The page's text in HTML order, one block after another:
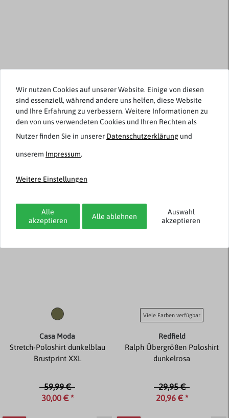
Redfield
Übergröße Poloshirt
49,95 €
Jack & Jones
Poloshirt XXL himmelblau
Casa Moda
Stretch-Poloshirt dunkelblau
Brustprint XXL
59,99 €
30,00 € *
Viele Farben verfügbar
Redfield
Ralph Übergrößen Poloshirt
dunkelrosa
29,95 €
20,96 € *
Wir nutzen Cookies auf unserer Website. Einige von diesen
sind essenziell, während andere uns helfen, diese Website
und Ihre Erfahrung zu verbessern. Weitere Informationen zu
den von uns verwendeten Cookies und Ihren Rechten als
Nutzer finden Sie in unserer Daten­schutz­erklärung und
unserem Impressum.
Weitere Einstellungen
Alle
akzeptieren
Alle ablehnen
Auswahl
akzeptieren